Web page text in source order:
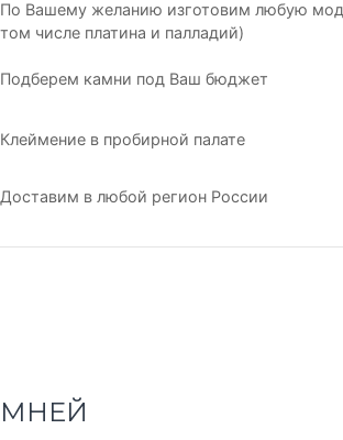
По Вашему желанию изготовим любую
том числе платина и палладий)
Подберем камни под Ваш бюджет
Клеймение в пробирной палате
Доставим в любой регион России